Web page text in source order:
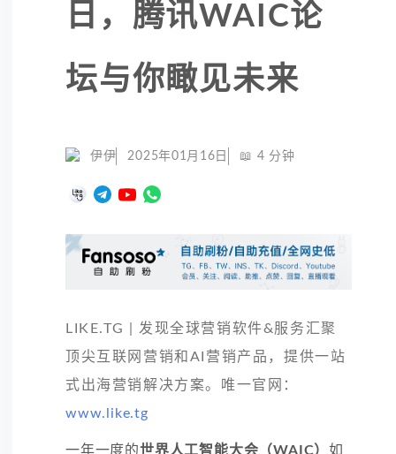
日，腾讯WAIC论
坛与你瞰见未来
伊伊 2025年01月16日 📖 4 分钟
LIKE.TG | 发现全球营销软件&服务汇聚
顶尖互联网营销和AI营销产品，提供一站
式出海营销解决方案。唯一官网：
www.like.tg
一年一度的世界人工智能大会（WAIC）如